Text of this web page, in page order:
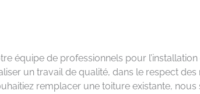
équipe de professionnels pour
un travail de qualité, dans le respect
remplacer une toiture existante,